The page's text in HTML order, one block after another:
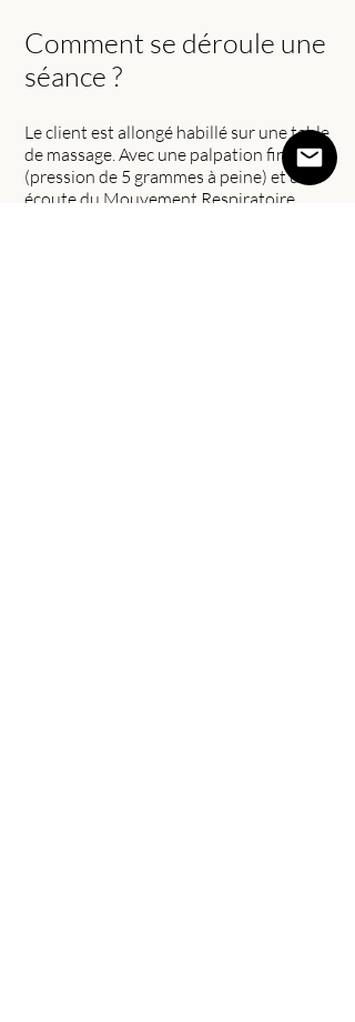
Comment se déroule une
séance ?
Le client est allongé habillé sur une table
de massage. Avec une palpation fine
(pression de 5 grammes à peine) et une
écoute du Mouvement Respiratoire